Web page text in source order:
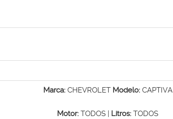
Marca:CHEVROLET Modelo: CAPTIVA
Motor: TODOS | Litros: TODOS